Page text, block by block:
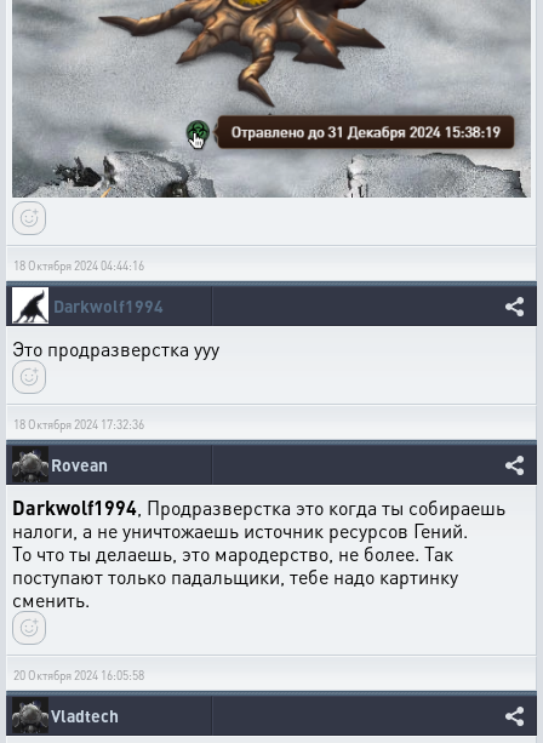
18 Октября 2024 04:44:16
Darkwolf1994
Это продразверстка ууу
18 Октября 2024 17:32:36
Rovean
Darkwolf1994 , Продразверстка это когда ты собираешь
налоги, а не уничтожаешь источник ресурсов Гений.
То что ты делаешь, это мародерство, не более. Так
поступают только падальщики, тебе надо картинку
сменить.
20 Октября 2024 16:05:58
Vladtech